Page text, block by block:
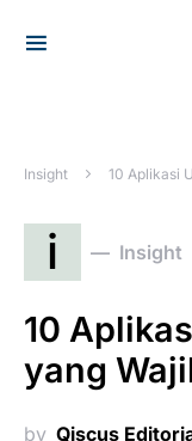
Insight 10 Aplikasi
i Insight
10
yang
by Qiscus